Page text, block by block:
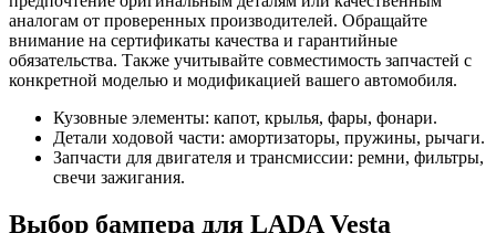
аналогам от проверенных производителей. Обращайте
внимание на сертификаты качества и гарантийные
обязательства. Также учитывайте совместимость запчастей с
конкретной моделью и модификацией вашего автомобиля.
Кузовные элементы: капот, крылья, фары, фонари.
Детали ходовой части: амортизаторы, пружины, рычаги.
Запчасти для двигателя и трансмиссии: ремни, фильтры,
свечи зажигания.
Выбор бампера для LADA Vesta